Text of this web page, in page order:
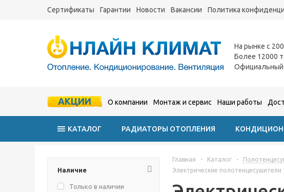
Сертификаты Гарантии Новости Вакансии Политика
На рынке с
Более 12000
Официальный
АКЦИИ О компании Монтаж и сервис Наши работы
КАТАЛОГ РАДИАТОРЫ ОТОПЛЕНИЯ
Наличие
Только в наличии
Главная - Каталог -
Электрические полотенцесушители